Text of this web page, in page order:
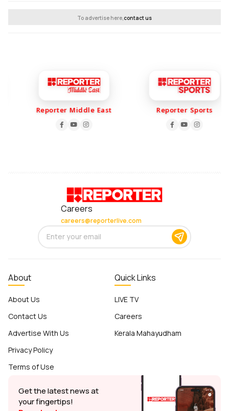
To advertise here,contact us
Reporter Middle East Reporter Sports
Careers
careers@reporterlive.com
About
About Us
Contact Us
Advertise With Us
Privacy Policy
Terms of Use
Quick Links
LIVE TV
Careers
Kerala Mahayudham
Get the latest news at
your fingertips!